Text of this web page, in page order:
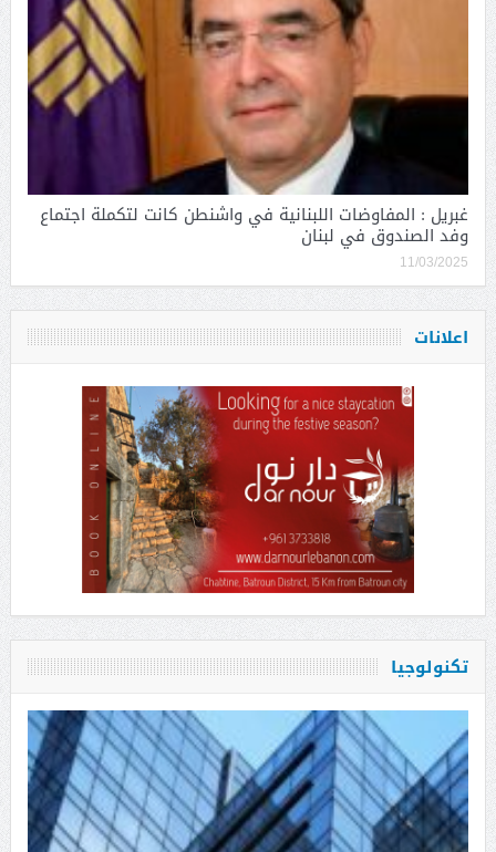
غبريل : المفاوضات اللبنانية في واشنطن كانت لتكملة اجتماع
وفد الصندوق في لبنان
11/03/2025
اعلانات
تكنولوجيا